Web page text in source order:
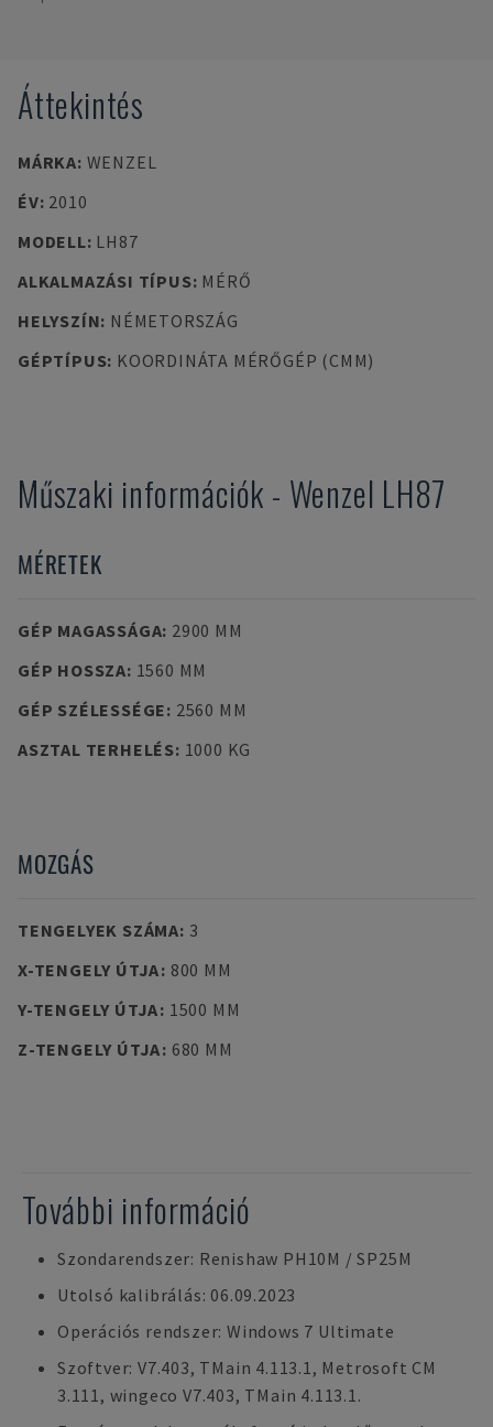
Áttekintés
MÁRKA: WENZEL
ÉV: 2010
MODELL: LH87
ALKALMAZÁSI TÍPUS: MÉRŐ
HELYSZÍN: NÉMETORSZÁG
GÉPTÍPUS: KOORDINÁTA MÉRŐGÉP (CMM)
Műszaki információk - Wenzel LH87
MÉRETEK
GÉP MAGASSÁGA: 2900 MM
GÉP HOSSZA: 1560 MM
GÉP SZÉLESSÉGE: 2560 MM
ASZTAL TERHELÉS: 1000 KG
MOZGÁS
TENGELYEK SZÁMA: 3
X-TENGELY ÚTJA: 800 MM
Y-TENGELY ÚTJA: 1500 MM
Z-TENGELY ÚTJA: 680 MM
További információ
Szondarendszer: Renishaw PH10M / SP25M
Utolsó kalibrálás: 06.09.2023
Operációs rendszer: Windows 7 Ultimate
Szoftver: V7.403, TMain 4.113.1, Metrosoft CM
3.111, wingeco V7.403, TMain 4.113.1.